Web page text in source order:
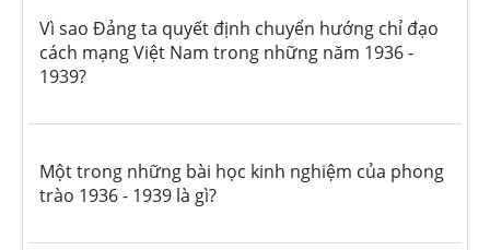
Vì sao Đảng ta quyết định chuyển hướng chỉ đạo
cách mạng Việt Nam trong những năm 1936 -
1939?
Một trong những bài học kinh nghiệm của phong
trào 1936 - 1939 là gì?